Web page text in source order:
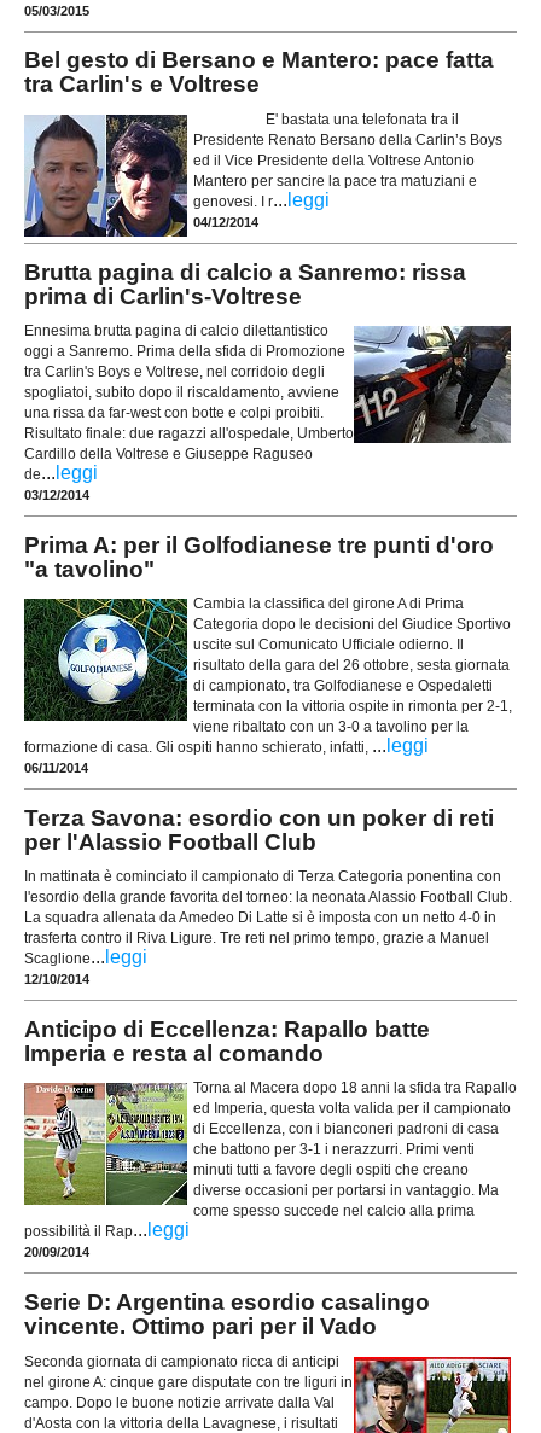
05/03/2015
Bel gesto di Bersano e Mantero: pace fatta
tra Carlin's e Voltrese
E' bastata una telefonata tra il
Presidente Renato Bersano della Carlin’s Boys
ed il Vice Presidente della Voltrese Antonio
Mantero per sancire la pace tra matuziani e
genovesi. I r... leggi
04/12/2014
Brutta pagina di calcio a Sanremo: rissa
prima di Carlin's-Voltrese
Ennesima brutta pagina di calcio dilettantistico
oggi a Sanremo. Prima della sfida di Promozione
tra Carlin's Boys e Voltrese, nel corridoio degli
spogliatoi, subito dopo il riscaldamento, avviene
una rissa da far-west con botte e colpi proibiti.
Risultato finale: due ragazzi all'ospedale, Umberto
Cardillo della Voltrese e Giuseppe Raguseo
de... leggi
03/12/2014
Prima A: per il Golfodianese tre punti d'oro
"a tavolino"
Cambia la classifica del girone A di Prima
Categoria dopo le decisioni del Giudice Sportivo
uscite sul Comunicato Ufficiale odierno. Il
risultato della gara del 26 ottobre, sesta giornata
di campionato, tra Golfodianese e Ospedaletti
terminata con la vittoria ospite in rimonta per 2-1,
viene ribaltato con un 3-0 a tavolino per la
formazione di casa. Gli ospiti hanno schierato, infatti, ... leggi
06/11/2014
Terza Savona: esordio con un poker di reti
per l'Alassio Football Club
In mattinata è cominciato il campionato di Terza Categoria ponentina con
l'esordio della grande favorita del torneo: la neonata Alassio Football Club.
La squadra allenata da Amedeo Di Latte si è imposta con un netto 4-0 in
trasferta contro il Riva Ligure. Tre reti nel primo tempo, grazie a Manuel
Scaglione... leggi
12/10/2014
Anticipo di Eccellenza: Rapallo batte
Imperia e resta al comando
Torna al Macera dopo 18 anni la sfida tra Rapallo
ed Imperia, questa volta valida per il campionato
di Eccellenza, con i bianconeri padroni di casa
che battono per 3-1 i nerazzurri. Primi venti
minuti tutti a favore degli ospiti che creano
diverse occasioni per portarsi in vantaggio. Ma
come spesso succede nel calcio alla prima
possibilità il Rap... leggi
20/09/2014
Serie D: Argentina esordio casalingo
vincente. Ottimo pari per il Vado
Seconda giornata di campionato ricca di anticipi
nel girone A: cinque gare disputate con tre liguri in
campo. Dopo le buone notizie arrivate dalla Val
d'Aosta con la vittoria della Lavagnese, i risultati